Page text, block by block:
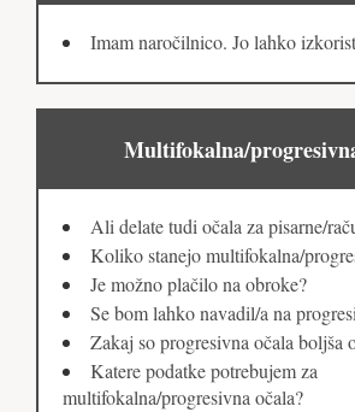
Imam naročilnico. Jo lahko
Multifokalna/
Ali delate tudi očala za pisarne/
Koliko stanejo multifokalna/
Je možno plačilo na obroke?
Se bom lahko navadil/a na
Zakaj so progresivna očala boljša
Katere podatke potrebujem za
multifokalna/progresivna očala?